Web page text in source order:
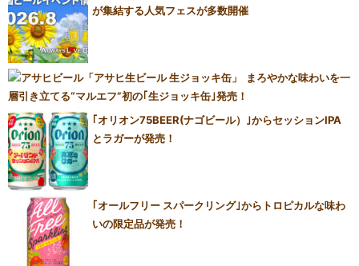
が集結する人気フェスが多数開催
まろやかな味わいを一
層引き立てる“マルエフ”初の｢生ジョッキ缶｣発売！
｢オリオン75BEER(ナゴビール）｣からセッションIPA
とラガーが発売！
｢オールフリー スパークリング｣からトロピカルな味わ
いの限定品が発売！